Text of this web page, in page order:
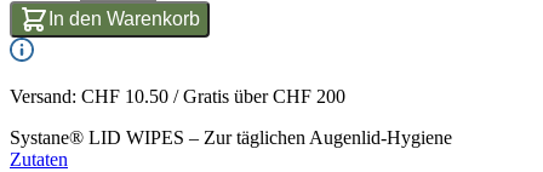
In den Warenkorb
Versand: CHF 10.50 / Gratis über CHF 200
Systane® LID WIPES – Zur täglichen Augenlid-Hygiene
Zutaten